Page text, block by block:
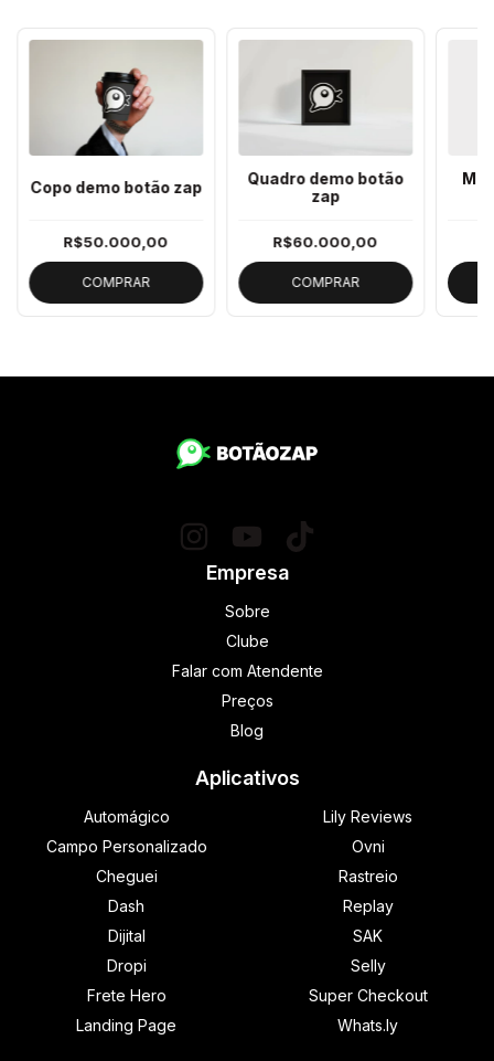
Copo demo botão zap
R$50.000,00
COMPRAR
Quadro demo botão
zap
R$60.000,00
COMPRAR
Empresa
Sobre
Clube
Falar com Atendente
Preços
Blog
Aplicativos
Automágico
Campo Personalizado
Cheguei
Dash
Dijital
Dropi
Frete Hero
Landing Page
Lily Reviews
Ovni
Rastreio
Replay
SAK
Selly
Super Checkout
Whats.ly